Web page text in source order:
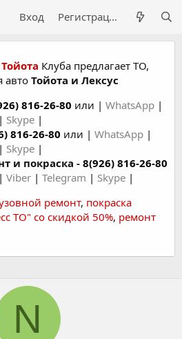
Вход Регистрация
Клуба предлагает ТО,
авто Тойота и Лексус
816-26-80 или | WhatsApp |
| Skype |
816-26-80 или | WhatsApp |
| Skype |
и покраска - 8(926) 816-26-80
| Viber | Telegram | Skype |
ремонт, покраска
ТО" со скидкой 50%, ремонт
N